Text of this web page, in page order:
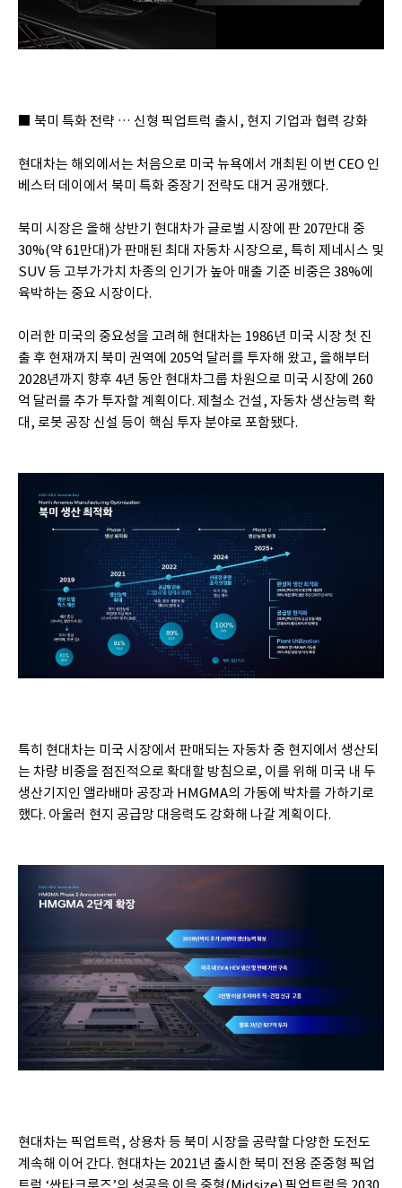
■ 북미 특화 전략 … 신형 픽업트럭 출시, 현지 기업과 협력 강화
현대차는 해외에서는 처음으로 미국 뉴욕에서 개최된 이번 CEO 인
베스터 데이에서 북미 특화 중장기 전략도 대거 공개했다.
북미 시장은 올해 상반기 현대차가 글로벌 시장에 판 207만대 중
30%(약 61만대)가 판매된 최대 자동차 시장으로, 특히 제네시스 및
SUV 등 고부가가치 차종의 인기가 높아 매출 기준 비중은 38%에
육박하는 중요 시장이다.
이러한 미국의 중요성을 고려해 현대차는 1986년 미국 시장 첫 진
출 후 현재까지 북미 권역에 205억 달러를 투자해 왔고, 올해부터
2028년까지 향후 4년 동안 현대차그룹 차원으로 미국 시장에 260
억 달러를 추가 투자할 계획이다. 제철소 건설, 자동차 생산능력 확
대, 로봇 공장 신설 등이 핵심 투자 분야로 포함됐다.
특히 현대차는 미국 시장에서 판매되는 자동차 중 현지에서 생산되
는 차량 비중을 점진적으로 확대할 방침으로, 이를 위해 미국 내 두
생산기지인 앨라배마 공장과 HMGMA의 가동에 박차를 가하기로
했다. 아울러 현지 공급망 대응력도 강화해 나갈 계획이다.
현대차는 픽업트럭, 상용차 등 북미 시장을 공략할 다양한 도전도
계속해 이어 간다. 현대차는 2021년 출시한 북미 전용 준중형 픽업